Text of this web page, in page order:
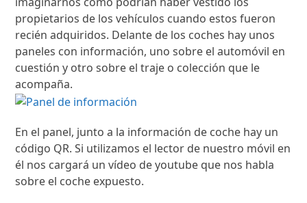
propietarios de los vehículos cuando estos fueron
recién adquiridos. Delante de los coches hay unos
paneles con información, uno sobre el automóvil en
cuestión y otro sobre el traje o colección que le
acompaña.
En el panel, junto a la información de coche hay un
código QR. Si utilizamos el lector de nuestro móvil en
él nos cargará un vídeo de youtube que nos habla
sobre el coche expuesto.